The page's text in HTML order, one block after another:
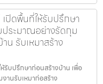
ปิดพื้นที่ให้รับปรึกษา
ประมาณอย่างรัดกุม
น รับเหมาสร้าง
รับปรึกษาก่อนสร้างบ้าน เพื่อ
านรับเหมาก่อสร้าง